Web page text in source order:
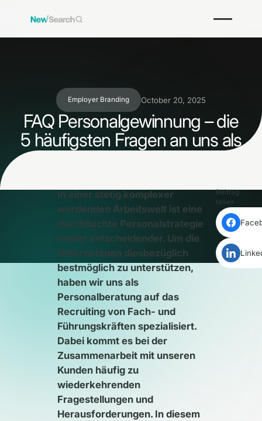
Employer Branding October 20, 2025
FAQ Personalgewinnung – die
5 häufigsten Fragen an uns als
Beitrag
teilen
In einer stetig komplexer
werdenden Arbeitswelt ist eine
durchdachte Personalstrategie
immer entscheidender. Um die
Unternehmen diesbezüglich
bestmöglich zu unterstützen,
haben wir uns als
Personalberatung auf das
Recruiting von Fach- und
Führungskräften spezialisiert.
Dabei kommt es bei der
Zusammenarbeit mit unseren
Kunden häufig zu
wiederkehrenden
Fragestellungen und
Herausforderungen. In diesem